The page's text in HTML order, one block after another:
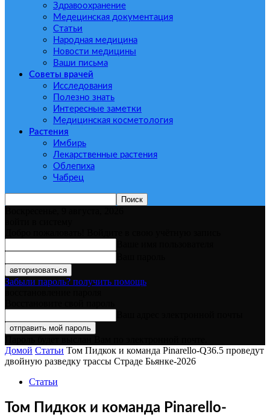
Здравоохранение
Медецинская документация
Статьи
Народная медицина
Новости медицины
Ваши письма
Советы врачей
Исследования
Полезно знать
Интересные заметки
Медицинская косметология
Растения
Имбирь
Лекарственные растения
Облепиха
Чабрец
Забыли пароль? получить помощь
Домой Статьи Том Пидкок и команда Pinarello-Q36.5 проведут
двойную разведку трассы Страде Бьянке-2026
Статьи
Том Пидкок и команда Pinarello-